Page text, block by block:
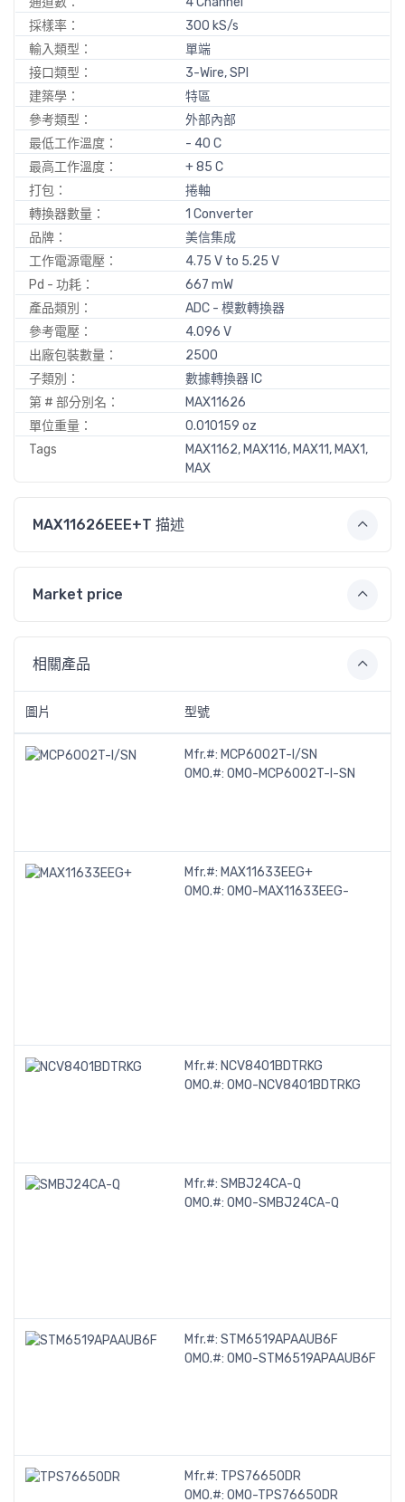
採樣率：
300 kS/s
輸入類型：
單端
接口類型：
3-Wire, SPI
建築學：
特區
參考類型：
外部內部
最低工作溫度：
- 40 C
最高工作溫度：
+ 85 C
打包：
捲軸
轉換器數量：
1 Converter
品牌：
美信集成
工作電源電壓：
4.75 V to 5.25 V
Pd - 功耗：
667 mW
產品類別：
ADC - 模數轉換器
參考電壓：
4.096 V
出廠包裝數量：
2500
子類別：
數據轉換器 IC
第 # 部分別名：
MAX11626
單位重量：
0.010159 oz
Tags
MAX1162, MAX116, MAX11, MAX1,
MAX
MAX11626EEE+T 描述
Market price
相關產品
圖片 型號
Mfr.#: MCP6002T-I/SN
OMO.#: OMO-MCP6002T-I-SN
Mfr.#: MAX11633EEG+
OMO.#: OMO-MAX11633EEG-
Mfr.#: NCV8401BDTRKG
OMO.#: OMO-NCV8401BDTRKG
Mfr.#: SMBJ24CA-Q
OMO.#: OMO-SMBJ24CA-Q
Mfr.#: STM6519APAAUB6F
OMO.#: OMO-STM6519APAAUB6F
Mfr.#: TPS76650DR
OMO.#: OMO-TPS76650DR